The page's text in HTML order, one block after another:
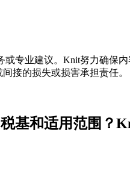
或专业建议。Knit努力确保
接的损失或损害承担责任。
基和适用范围？